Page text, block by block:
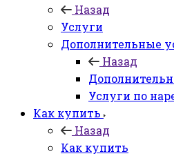
Назад
Услуги
Дополнительные
Назад
Услуги по
Как купить
Назад
Как купить